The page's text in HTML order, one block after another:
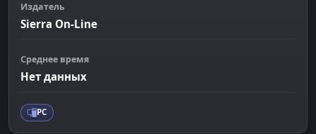
Издатель
Sierra On-Line
Среднее время
Нет данных
PC